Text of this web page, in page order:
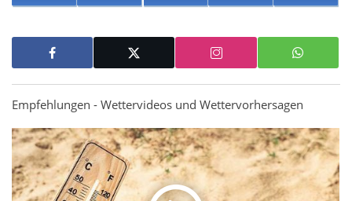
Empfehlungen - Wettervideos und Wettervorhersagen